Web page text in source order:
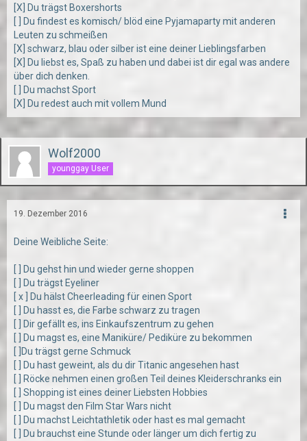
[X] Du trägst Boxershorts
[ ] Du findest es komisch/ blöd eine Pyjamaparty mit anderen
Leuten zu schmeißen
[X] schwarz, blau oder silber ist eine deiner Lieblingsfarben
[X] Du liebst es, Spaß zu haben und dabei ist dir egal was andere
über dich denken.
[ ] Du machst Sport
[X] Du redest auch mit vollem Mund
Wolf2000
younggay User
19. Dezember 2016
Deine Weibliche Seite:
[ ] Du gehst hin und wieder gerne shoppen
[ ] Du trägst Eyeliner
[ x ] Du hälst Cheerleading für einen Sport
[ ] Du hasst es, die Farbe schwarz zu tragen
[ ] Dir gefällt es, ins Einkaufszentrum zu gehen
[ ] Du magst es, eine Maniküre/ Pediküre zu bekommen
[ ]Du trägst gerne Schmuck
[ ] Du hast geweint, als du dir Titanic angesehen hast
[ ] Röcke nehmen einen großen Teil deines Kleiderschranks ein
[ ] Shopping ist eines deiner Liebsten Hobbies
[ ] Du magst den Film Star Wars nicht
[ ] Du machst Leichtathletik oder hast es mal gemacht
[ ] Du brauchst eine Stunde oder länger um dich fertig zu